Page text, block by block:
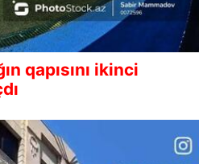
qapısını ikinci